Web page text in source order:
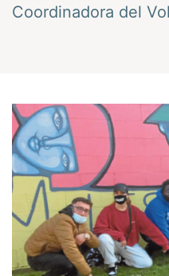
VésCoordinadora del
Navegació
d'entrades
Anterior